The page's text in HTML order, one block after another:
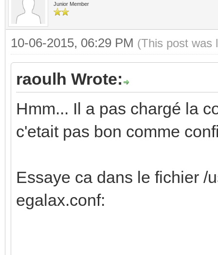
Junior Member
10-06-2015, 06:29 PM (This post was
raoulh Wrote:
Hmm... Il a pas chargé la
c'etait pas bon comme
Essaye ca dans le fichier /
egalax.conf: